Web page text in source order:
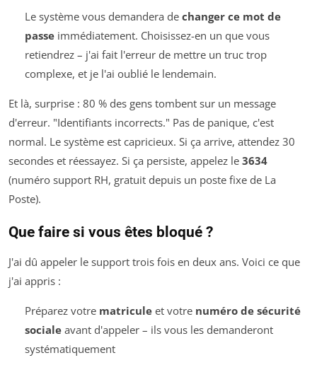
Le système vous demandera de changer ce mot de
passeimmédiatement. Choisissez-en un que vous
retiendrez – j'ai fait l'erreur de mettre un truc trop
complexe, et je l'ai oublié le lendemain.
Et là, surprise : 80 % des gens tombent sur un message
d'erreur. "Identifiants incorrects." Pas de panique, c'est
normal. Le système est capricieux. Si ça arrive, attendez 30
secondes et réessayez. Si ça persiste, appelez le 3634
(numéro support RH, gratuit depuis un poste fixe de La
Poste).
Que faire si vous êtes bloqué ?
J'ai dû appeler le support trois fois en deux ans. Voici ce que
j'ai appris :
Préparez votre matriculeet votre numéro de sécurité
socialeavant d'appeler – ils vous les demanderont
systématiquement